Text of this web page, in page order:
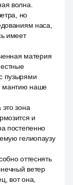
волна.
но
наса,
имеет
материя
пузырями
мантию наше
зона
и
постепенно
гелиопаузу
оттеснять
ветер
вот она,